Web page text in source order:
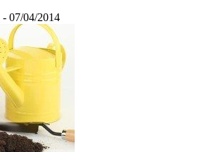
- 07/04/2014